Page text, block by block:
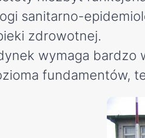
sanitarno-
zdrowotnej.
wymaga bardzo
fundamentów,